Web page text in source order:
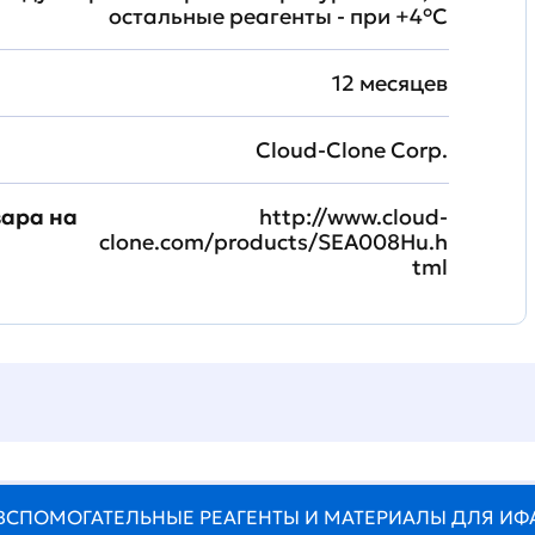
остальные реагенты - при +4°С
12 месяцев
Cloud-Clone Corp.
на
http://www.cloud-
clone.com/products/SEA008Hu.h
tml
РЕАГЕНТЫ И МАТЕРИАЛЫ ДЛЯ